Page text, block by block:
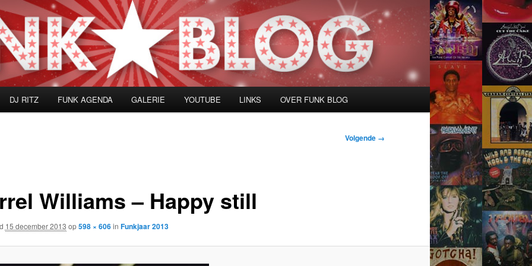
DJ RITZ FUNK AGENDA GALERIE YOUTUBE LINKS OVER FUNK BLOG
Volgende →
Williams – Happy still
15 december 2013 op598 × 606in Funkjaar 2013